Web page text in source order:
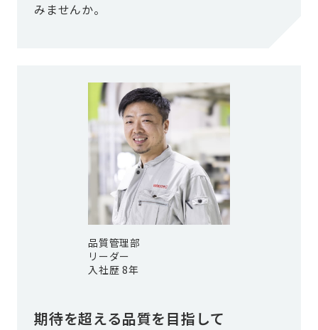
みませんか。
品質管理部
リーダー
入社歴 8年
期待を超える品質を目指して